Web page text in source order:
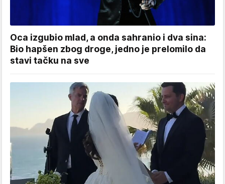
Oca izgubio mlad, a onda sahranio i dva sina:
Bio hapšen zbog droge, jedno je prelomilo da
stavi tačku na sve